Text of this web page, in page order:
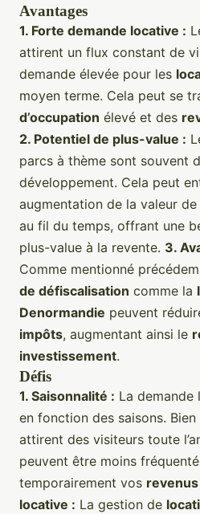
Avantages
1. Forte demande locative :
attirent un flux constant de
demande élevée pour les
moyen terme. Cela peut se
d’occupation élevé et des
2. Potentiel de plus-value :
parcs à thème sont souvent
développement. Cela peut
augmentation de la valeur
au fil du temps, offrant une
plus-value à la revente. 3.
Comme mentionné
de défiscalisation comme la
Denormandie peuvent
impôts, augmentant ainsi le
investissement.
Défis
1. Saisonnalité : La
en fonction des saisons.
attirent des visiteurs toute
peuvent être moins
temporairement vos
locative : La gestion de